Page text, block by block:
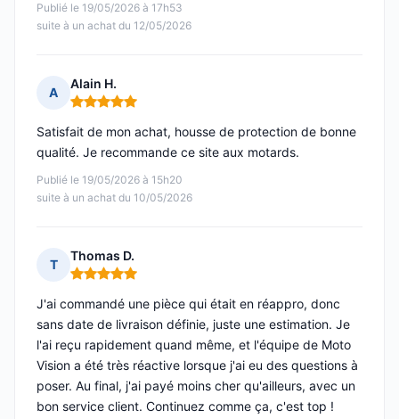
Publié le 19/05/2026 à 17h53
suite à un achat du 12/05/2026
A
Alain H.
Note : 5 sur 5
Publié le 19/05/2026 à 15h20
suite à un achat du 10/05/2026
Satisfait de mon achat, housse de protection de bonne
qualité. Je recommande ce site aux motards.
T
Thomas D.
Note : 5 sur 5
J'ai commandé une pièce qui était en réappro, donc
sans date de livraison définie, juste une estimation. Je
l'ai reçu rapidement quand même, et l'équipe de Moto
Vision a été très réactive lorsque j'ai eu des questions à
poser. Au final, j'ai payé moins cher qu'ailleurs, avec un
bon service client. Continuez comme ça, c'est top !